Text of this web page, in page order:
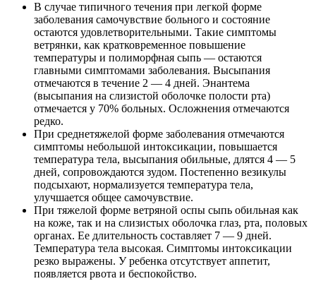
В случае типичного течения при легкой форме
заболевания самочувствие больного и состояние
остаются удовлетворительными. Такие симптомы
ветрянки, как кратковременное повышение
температуры и полиморфная сыпь — остаются
главными симптомами заболевания. Высыпания
отмечаются в течение 2 — 4 дней. Энантема
(высыпания на слизистой оболочке полости рта)
отмечается у 70% больных. Осложнения отмечаются
редко.
При среднетяжелой форме заболевания отмечаются
симптомы небольшой интоксикации, повышается
температура тела, высыпания обильные, длятся 4 — 5
дней, сопровождаются зудом. Постепенно везикулы
подсыхают, нормализуется температура тела,
улучшается общее самочувствие.
При тяжелой форме ветряной оспы сыпь обильная как
на коже, так и на слизистых оболочка глаз, рта, половых
органах. Ее длительность составляет 7 — 9 дней.
Температура тела высокая. Симптомы интоксикации
резко выражены. У ребенка отсутствует аппетит,
появляется рвота и беспокойство.